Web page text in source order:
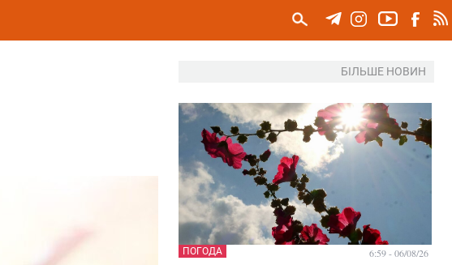
БІЛЬШЕ НОВИН
ПОГОДА 6:59 - 06/08/26